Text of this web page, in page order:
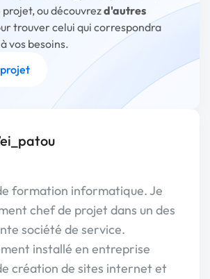
ou découvrezd'autres
trouver celui qui correspondra
vos besoins.
formation informatique. Je
chef de projet dans un des
société de service.
installé en entreprise
création de sites internet et